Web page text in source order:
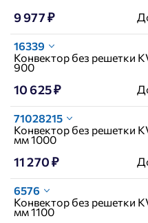
9 977 ₽
16339
Конвектор без решетки
900
10 625 ₽
71028215
Конвектор без решетки
мм 1000
11 270 ₽
6576
Конвектор без решетки
мм 1100